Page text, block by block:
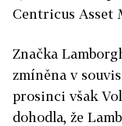
Centricus Asset
Značka
zmíněna v
prosinci však
dohodla, že